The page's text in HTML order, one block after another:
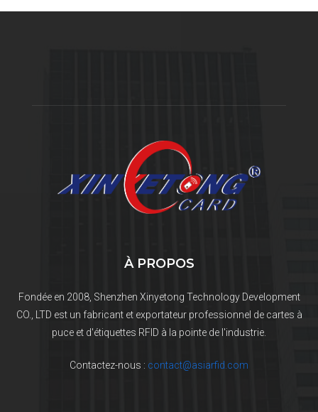
À PROPOS
Fondée en 2008, Shenzhen Xinyetong Technology Development
CO., LTD est un fabricant et exportateur professionnel de cartes à
puce et d'étiquettes RFID à la pointe de l'industrie.
Contactez-nous : contact@asiarfid.com